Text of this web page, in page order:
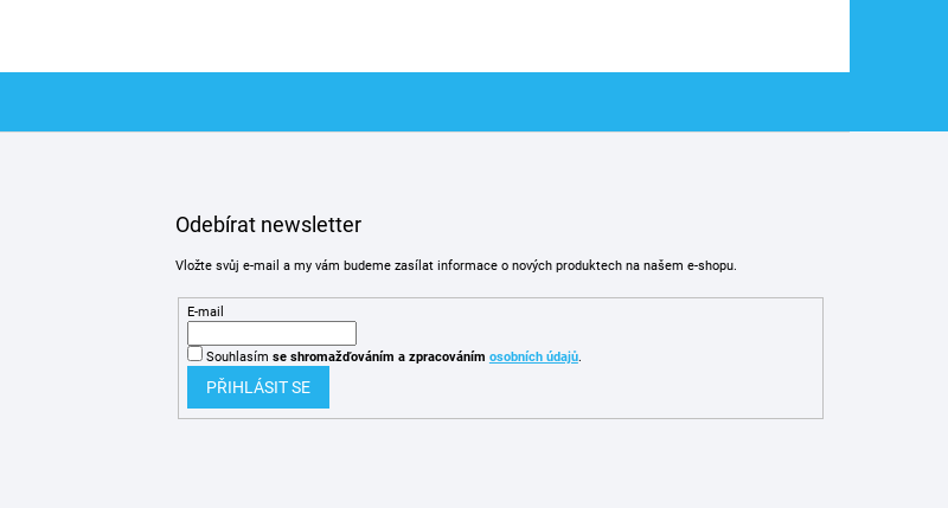
Odebírat newsletter
Vložte svůj e-mail a my vám budeme zasílat informace o nových produktech na našem e-shopu.
E-mail
Souhlasím se shromažďováním a zpracováním osobních údajů.
PŘIHLÁSIT SE